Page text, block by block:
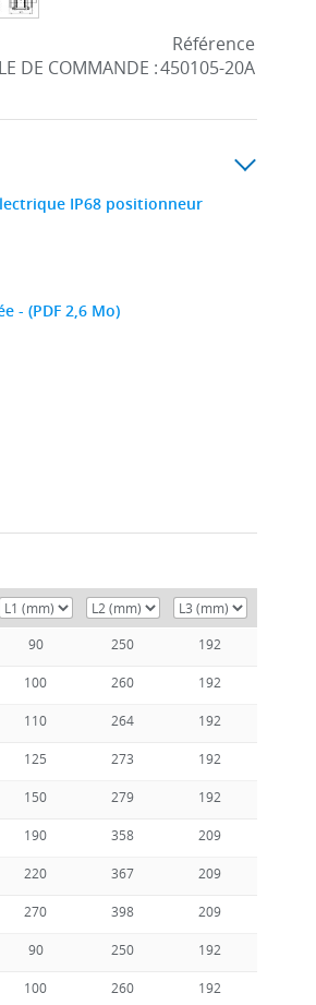
DE COMMANDE :
Référence
450105-20A
IP68 positionneur
- (PDF 2,6 Mo)
90 250 192
100 260 192
110 264 192
125 273 192
150 279 192
190 358 209
220 367 209
270 398 209
90 250 192
100 260 192